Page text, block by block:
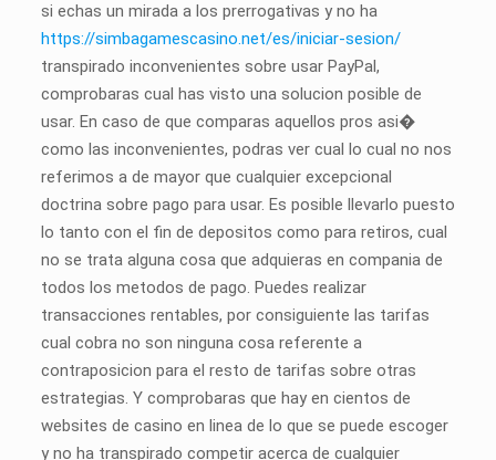
si echas un mirada a los prerrogativas y no ha
https://simbagamescasino.net/es/iniciar-sesion/
transpirado inconvenientes sobre usar PayPal,
comprobaras cual has visto una solucion posible de
usar. En caso de que comparas aquellos pros asi�
como las inconvenientes, podras ver cual lo cual no nos
referimos a de mayor que cualquier excepcional
doctrina sobre pago para usar. Es posible llevarlo puesto
lo tanto con el fin de depositos como para retiros, cual
no se trata alguna cosa que adquieras en compania de
todos los metodos de pago. Puedes realizar
transacciones rentables, por consiguiente las tarifas
cual cobra no son ninguna cosa referente a
contraposicion para el resto de tarifas sobre otras
estrategias. Y comprobaras que hay en cientos de
websites de casino en linea de lo que se puede escoger
y no ha transpirado competir acerca de cualquier